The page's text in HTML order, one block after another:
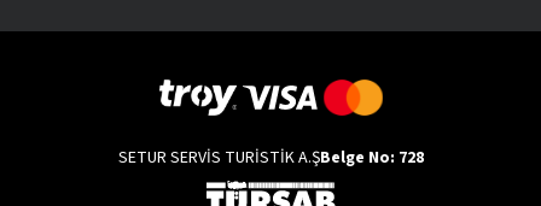
SETUR SERVİS TURİSTİK A.ŞBelge No: 728